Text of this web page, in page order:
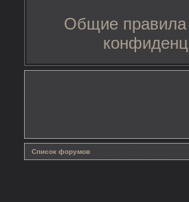
Общие правила
Список форумов